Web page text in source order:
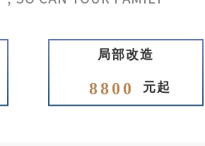
局部改造
8800 元起